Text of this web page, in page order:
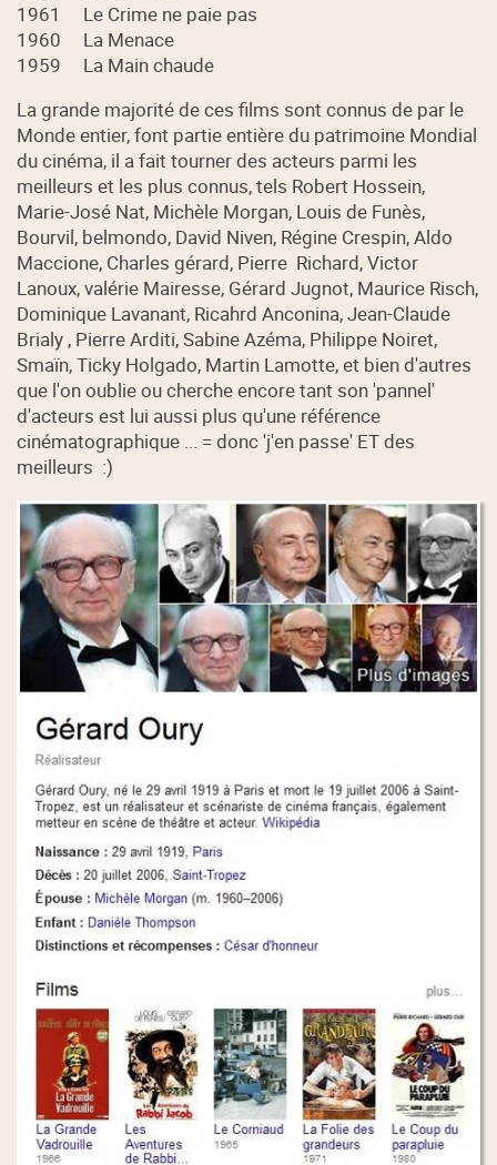
1961 Le Crime ne paie pas
1960 La Menace
1959 La Main chaude
La grande majorité de ces films sont connus de par le
Monde entier, font partie entière du patrimoine Mondial
du cinéma, il a fait tourner des acteurs parmi les
meilleurs et les plus connus, tels Robert Hossein,
Marie-José Nat, Michèle Morgan, Louis de Funès,
Bourvil, belmondo, David Niven, Régine Crespin, Aldo
Maccione, Charles gérard, Pierre Richard, Victor
Lanoux, valérie Mairesse, Gérard Jugnot, Maurice Risch,
Dominique Lavanant, Ricahrd Anconina, Jean-Claude
Brialy , Pierre Arditi, Sabine Azéma, Philippe Noiret,
Smaïn, Ticky Holgado, Martin Lamotte, et bien d'autres
que l'on oublie ou cherche encore tant son 'pannel'
d'acteurs est lui aussi plus qu'une référence
cinématographique ... = donc 'j'en passe' ET des
meilleurs :)